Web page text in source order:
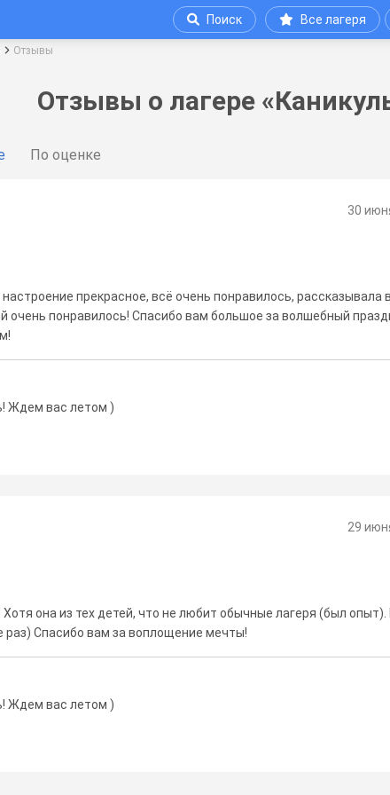
Поиск Все лагеря
Отзывы
Отзывы о лагере
По оценке
30
прекрасное, всё очень понравилось, рассказывала
очень понравилось! Спасибо вам большое за волшебный
Ждем вас летом )
29
она из тех детей, что не любит обычные лагеря (был опыт).
Спасибо вам за воплощение мечты!
Ждем вас летом )